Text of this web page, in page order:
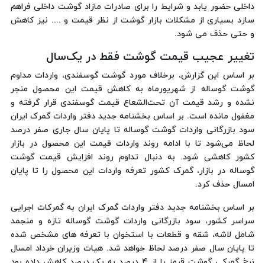
داخلی حضور یابد و شرایط را برای صادرات مازاد گوشت داخلی فراهم
سازد بسیاری از مشکلات بازار گوشت از نظر قیمت و .... نیز کاهش
و حتی حذف می شود.
تغییر عجیب قیمت گوشت فقط در یک‌سال
بر اساس این گزارش، برخلاف مورد گوشت گوسفندی، واردات مداوم
گوشت گوساله از شهریورماه به کاهش قیمت این محصول منجر
نشده و رشد قیمت آن تحت‌الشعاع قیمت گوسفندی قرار گرفته و
مغفول مانده است. بر اساس بخشنامه جدید دفتر واردات گمرک ایران
سود بازرگانی واردات گوشت گوساله تا پایان سال جاری صفر درصد
لحاظ می‌شود تا با ادامه روند واردات قیمت این محصول در بازار
کشور کاهشی شود. به دنبال تداوم روند افزایش قیمت گوشت
گوساله در بازار، گمرک کشور تعرفه واردات این محصول را تا پایان
امسال حذف کرد.
بر اساس بخشنامه جدید دفتر واردات گمرک ایران به گمرکات اجرایی
سراسر کشور، سود بازرگانی واردات گوشت گوساله تازه و منجمد
شامل لاشه، شقه و قطعات با استخوان با تعرفه های مشخص شده
تا پایان سال صفر درصد لحاظ خواهد شد. هیات وزیران خرداد امسال